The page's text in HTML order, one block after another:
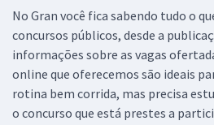
No Gran você fica sabendo tudo o
concursos públicos, desde a
informações sobre as vagas
online que oferecemos são ideais
rotina bem corrida, mas precisa
o concurso que está prestes a